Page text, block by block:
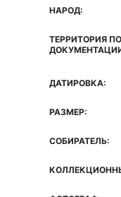
НАРОД:
ТЕРРИТОРИЯ
ДАТИРОВКА:
РАЗМЕР:
СОБИРАТЕЛЬ: